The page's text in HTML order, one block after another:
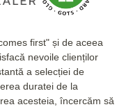
first" și de aceea
nevoile clienților
a selecției de
duratei de la
acesteia, încercăm să